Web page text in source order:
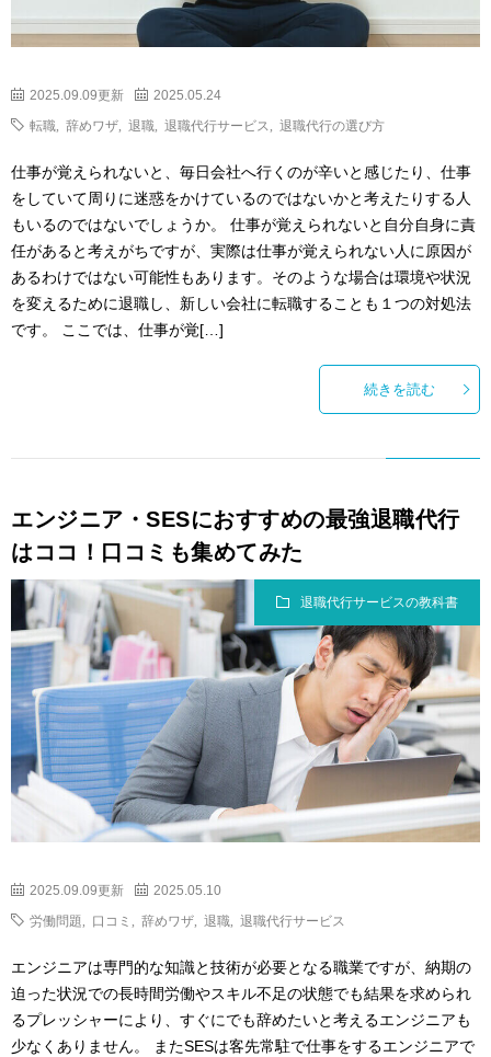
2025.09.09更新 2025.05.24
転職 辞めワザ 退職 退職代行サービス 退職代行の選び方
仕事が覚えられないと、毎日会社へ行くのが辛いと感じたり、仕事
をしていて周りに迷惑をかけているのではないかと考えたりする人
もいるのではないでしょうか。 仕事が覚えられないと自分自身に責
任があると考えがちですが、実際は仕事が覚えられない人に原因が
あるわけではない可能性もあります。そのような場合は環境や状況
を変えるために退職し、新しい会社に転職することも１つの対処法
です。 ここでは、仕事が覚[…]
続きを読む
エンジニア・SESにおすすめの最強退職代行
はココ！口コミも集めてみた
退職代行サービスの教科書
2025.09.09更新 2025.05.10
労働問題 口コミ 辞めワザ 退職 退職代行サービス
エンジニアは専門的な知識と技術が必要となる職業ですが、納期の
迫った状況での長時間労働やスキル不足の状態でも結果を求められ
るプレッシャーにより、すぐにでも辞めたいと考えるエンジニアも
少なくありません。 またSESは客先常駐で仕事をするエンジニアで